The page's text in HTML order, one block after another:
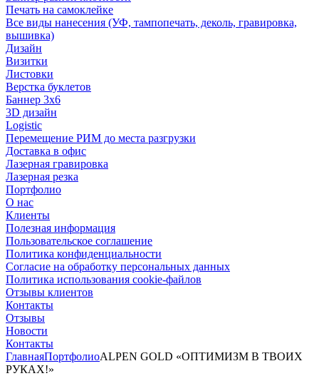
Печать на самоклейке
Все виды нанесения (УФ, тампопечать, деколь, гравировка,
вышивка)
Дизайн
Визитки
Листовки
Верстка буклетов
Баннер 3х6
3D дизайн
Logistic
Перемещение РИМ до места разгрузки
Доставка в офис
Лазерная гравировка
Лазерная резка
Портфолио
О нас
Клиенты
Полезная информация
Пользовательское соглашение
Политика конфиденциальности
Согласие на обработку персональных данных
Политика использования cookie-файлов
Отзывы клиентов
Контакты
Отзывы
Новости
Контакты
ГлавнаяПортфолиоALPEN GOLD «ОПТИМИЗМ В ТВОИХ
РУКАХ!»